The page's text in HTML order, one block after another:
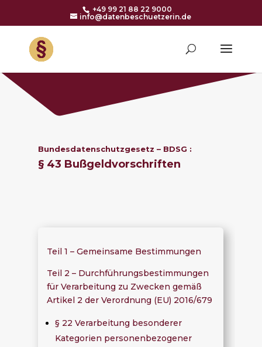
+49 99 21 88 22 9000
info@datenbeschuetzerin.de
Bundesdatenschutzgesetz – BDSG :
§ 43 Bußgeldvorschriften
Teil 1 – Gemeinsame Bestimmungen
Teil 2 – Durchführungsbestimmungen
für Verarbeitung zu Zwecken gemäß
Artikel 2 der Verordnung (EU) 2016/679
§ 22 Verarbeitung besonderer
Kategorien personenbezogener